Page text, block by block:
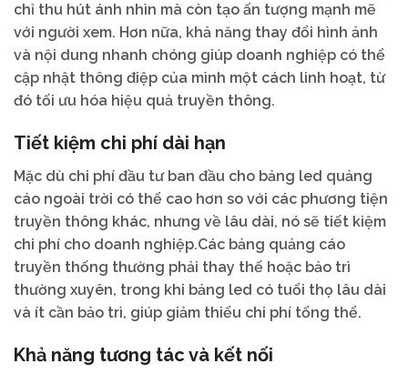
chỉ thu hút ánh nhìn mà còn tạo ấn tượng mạnh mẽ
với người xem. Hơn nữa, khả năng thay đổi hình ảnh
và nội dung nhanh chóng giúp doanh nghiệp có thể
cập nhật thông điệp của mình một cách linh hoạt, từ
đó tối ưu hóa hiệu quả truyền thông.
Tiết kiệm chi phí dài hạn
Mặc dù chi phí đầu tư ban đầu cho bảng led quảng
cáo ngoài trời có thể cao hơn so với các phương tiện
truyền thông khác, nhưng về lâu dài, nó sẽ tiết kiệm
chi phí cho doanh nghiệp.Các bảng quảng cáo
truyền thống thường phải thay thế hoặc bảo trì
thường xuyên, trong khi bảng led có tuổi thọ lâu dài
và ít cần bảo trì, giúp giảm thiểu chi phí tổng thể.
Khả năng tương tác và kết nối